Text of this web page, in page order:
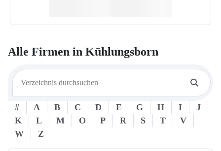
Alle Firmen in Kühlungsborn
# A B C D E G H I
J
K
L M O P R S T
V
W
Z